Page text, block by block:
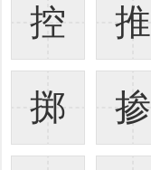
控 推
掷 掺